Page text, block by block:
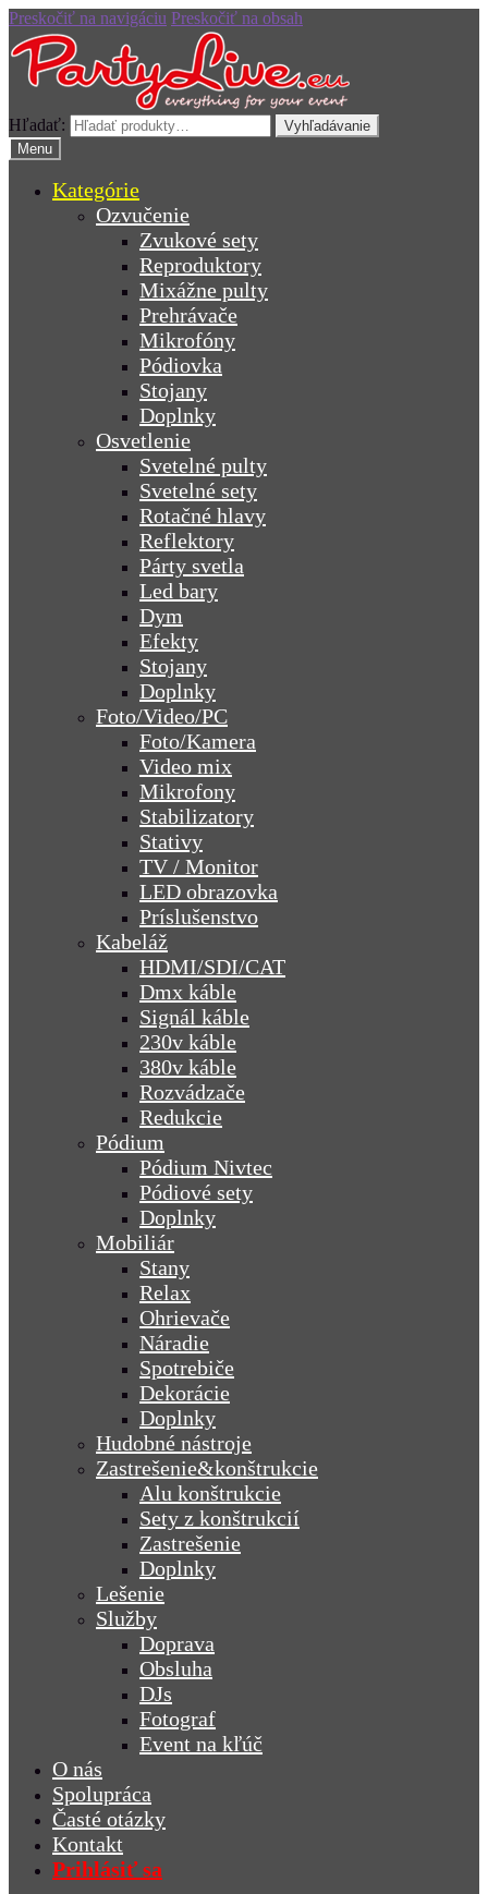
Preskočiť na navigáciu Preskočiť na obsah
Hľadať:
Vyhľadávanie
Menu
Kategórie
Ozvučenie
Zvukové sety
Reproduktory
Mixážne pulty
Prehrávače
Mikrofóny
Pódiovka
Stojany
Doplnky
Osvetlenie
Svetelné pulty
Svetelné sety
Rotačné hlavy
Reflektory
Párty svetla
Led bary
Dym
Efekty
Stojany
Doplnky
Foto/Video/PC
Foto/Kamera
Video mix
Mikrofony
Stabilizatory
Stativy
TV / Monitor
LED obrazovka
Príslušenstvo
Kabeláž
HDMI/SDI/CAT
Dmx káble
Signál káble
230v káble
380v káble
Rozvádzače
Redukcie
Pódium
Pódium Nivtec
Pódiové sety
Doplnky
Mobiliár
Stany
Relax
Ohrievače
Náradie
Spotrebiče
Dekorácie
Doplnky
Hudobné nástroje
Zastrešenie&konštrukcie
Alu konštrukcie
Sety z konštrukcií
Zastrešenie
Doplnky
Lešenie
Služby
Doprava
Obsluha
DJs
Fotograf
Event na kľúč
O nás
Spolupráca
Časté otázky
Kontakt
Prihlásiť sa